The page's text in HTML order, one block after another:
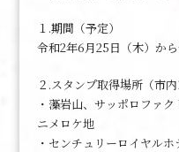
１.期間（予定）
令和2年6月25日（木）か
２.スタンプ取得場所（市内
・藻岩山、サッポロファ
ニメロケ地
・センチュリーロイヤルホ